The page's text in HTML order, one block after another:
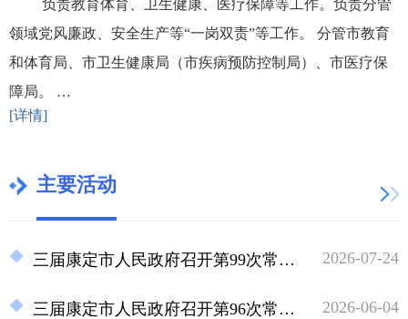
负责教育体育、卫生健康、医疗保障等工作。负责分管
领域党风廉政、安全生产等“一岗双责”等工作。 分管市教育
和体育局、市卫生健康局（市疾病预防控制局）、市医疗保
障局。 …
[详情]
主要活动
三届康定市人民政府召开第99次常务会议 2026-07-24
三届康定市人民政府召开第96次常务会议 2026-06-04